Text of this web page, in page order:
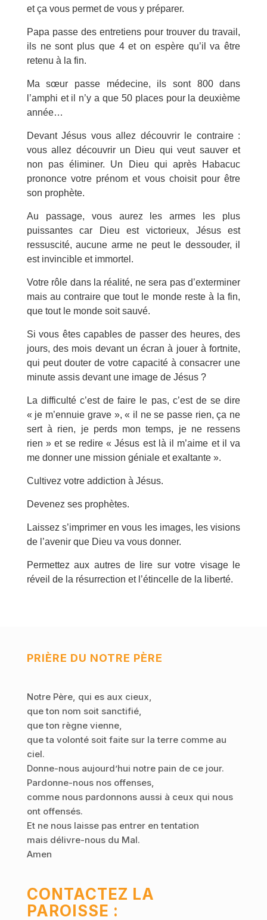
et ça vous permet de vous y préparer.
Papa passe des entretiens pour trouver du travail,
ils ne sont plus que 4 et on espère qu’il va être
retenu à la fin.
Ma sœur passe médecine, ils sont 800 dans
l’amphi et il n’y a que 50 places pour la deuxième
année…
Devant Jésus vous allez découvrir le contraire :
vous allez découvrir un Dieu qui veut sauver et
non pas éliminer. Un Dieu qui après Habacuc
prononce votre prénom et vous choisit pour être
son prophète.
Au passage, vous aurez les armes les plus
puissantes car Dieu est victorieux, Jésus est
ressuscité, aucune arme ne peut le dessouder, il
est invincible et immortel.
Votre rôle dans la réalité, ne sera pas d’exterminer
mais au contraire que tout le monde reste à la fin,
que tout le monde soit sauvé.
Si vous êtes capables de passer des heures, des
jours, des mois devant un écran à jouer à fortnite,
qui peut douter de votre capacité à consacrer une
minute assis devant une image de Jésus ?
La difficulté c’est de faire le pas, c’est de se dire
« je m’ennuie grave », « il ne se passe rien, ça ne
sert à rien, je perds mon temps, je ne ressens
rien » et se redire « Jésus est là il m’aime et il va
me donner une mission géniale et exaltante ».
Cultivez votre addiction à Jésus.
Devenez ses prophètes.
Laissez s’imprimer en vous les images, les visions
de l’avenir que Dieu va vous donner.
Permettez aux autres de lire sur votre visage le
réveil de la résurrection et l’étincelle de la liberté.
PRIÈRE DU NOTRE PÈRE
Notre Père, qui es aux cieux,
que ton nom soit sanctifié,
que ton règne vienne,
que ta volonté soit faite sur la terre comme au
ciel.
Donne-nous aujourd’hui notre pain de ce jour.
Pardonne-nous nos offenses,
comme nous pardonnons aussi à ceux qui nous
ont offensés.
Et ne nous laisse pas entrer en tentation
mais délivre-nous du Mal.
Amen
CONTACTEZ LA
PAROISSE :